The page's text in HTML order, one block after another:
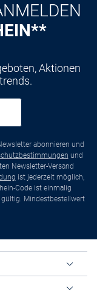
Aktionen
abonnieren und
und
Newsletter-Versand
ist jederzeit möglich,
Code ist einmalig
Mindestbestellwert